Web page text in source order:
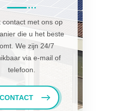
contact met ons op
die u het beste
We zijn 24/7
via e-mail of
telefoon.
CONTACT